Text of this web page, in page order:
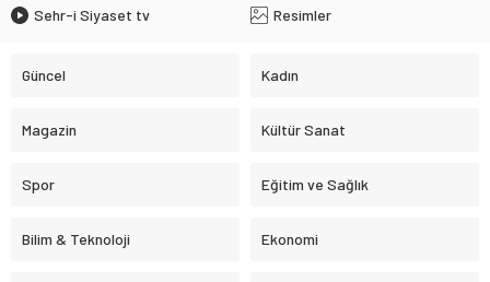
Sehr-i Siyaset tv Resimler
Güncel Kadın
Magazin Kültür Sanat
Spor Eğitim ve Sağlık
Bilim & Teknoloji Ekonomi